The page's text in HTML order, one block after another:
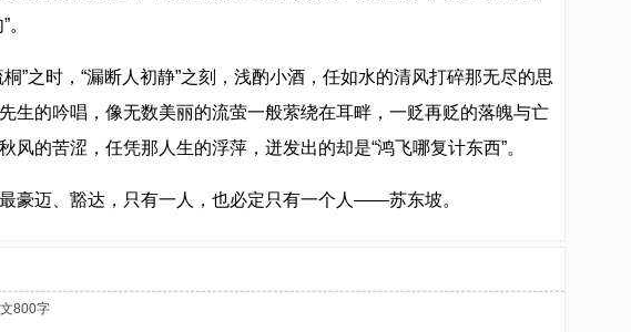
桐”之时，“漏断人初静”之刻，浅酌小酒，任如水的清风打碎那无尽的思
的吟唱，像无数美丽的流萤一般萦绕在耳畔，一贬再贬的落魄与亡
风的苦涩，任凭那人生的浮萍，迸发出的却是“鸿飞哪复计东西”。
豪迈、豁达，只有一人，也必定只有一个人——苏东坡。
800字